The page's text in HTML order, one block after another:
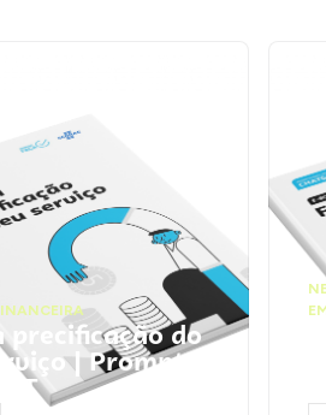
precificação do
| Prompts